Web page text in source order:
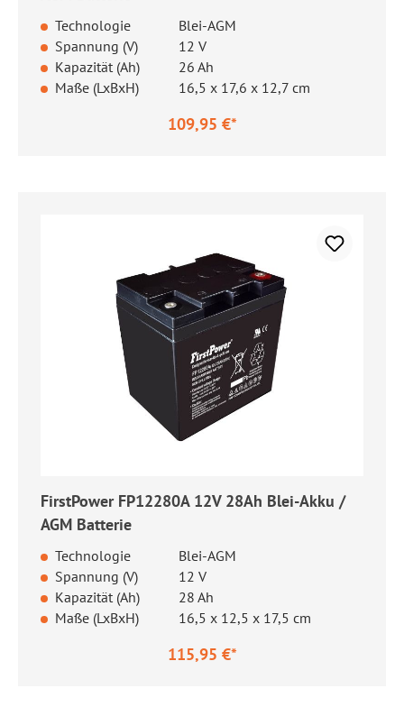
Technologie
Blei-AGM
Spannung (V)
12 V
Kapazität (Ah)
26 Ah
Maße (LxBxH)
16,5 x 17,6 x 12,7 cm
109,95 €*
FirstPower FP12280A 12V 28Ah Blei-Akku /
AGM Batterie
Technologie
Blei-AGM
Spannung (V)
12 V
Kapazität (Ah)
28 Ah
Maße (LxBxH)
16,5 x 12,5 x 17,5 cm
115,95 €*